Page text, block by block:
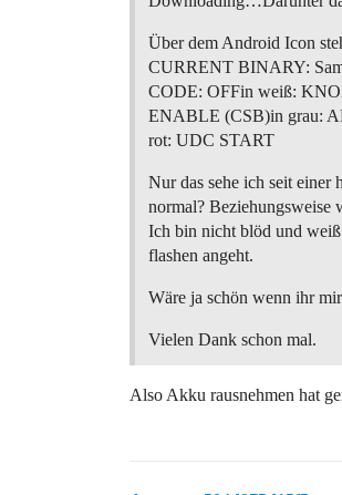
Über dem Android Icon
CURRENT BINARY:
CODE: OFFin weiß:
ENABLE (CSB)in grau:
rot: UDC START
Nur das sehe ich seit einer
normal? Beziehungsweise
Ich bin nicht blöd und
flashen angeht.
Wäre ja schön wenn ihr
Vielen Dank schon mal.
Also Akku rausnehmen hat